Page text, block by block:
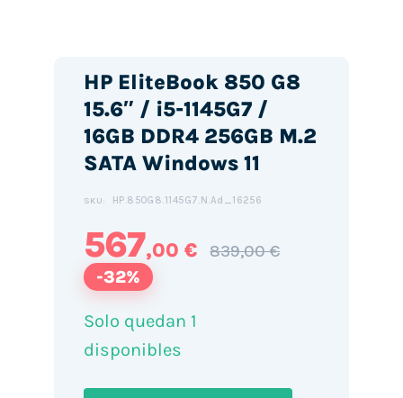
HP EliteBook 850 G8
15.6″ / i5-1145G7 /
16GB DDR4 256GB M.2
SATA Windows 11
SKU: HP.850G8.1145G7.N.Ad_16256
567,00 € 839,00 €
-32%
Solo quedan 1
disponibles